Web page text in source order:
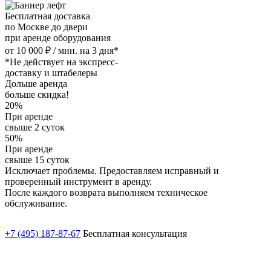
Бесплатная доставка
по Москве до двери
при аренде оборудования
от 10 000 ₽ / мин. на 3 дня*
*Не действует на экспресс-
доставку и штабелеры
Дольше аренда
больше скидка!
20%
При аренде
свыше 2 суток
50%
При аренде
свыше 15 суток
Исключает проблемы. Предоставляем исправный и
проверенный инструмент в аренду.
После каждого возврата выполняем техническое
обслуживание.
+7 (495) 187-87-67 Бесплатная консультация